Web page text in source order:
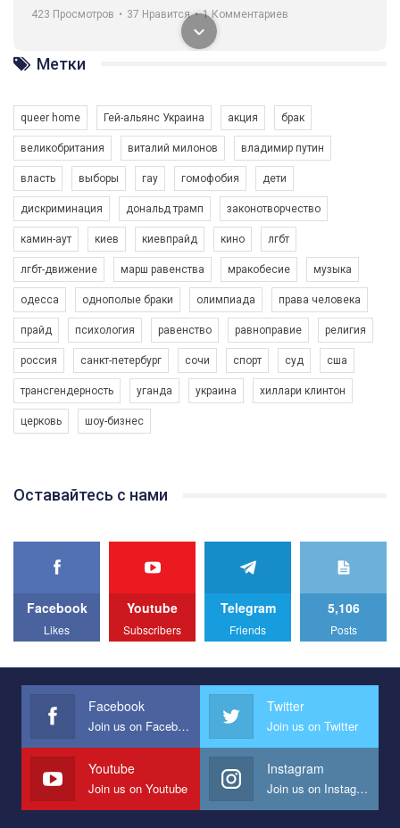
навіть коли ми у різних містах та не можемо зустрінеться, ми
разом. Ми закликаємо всіх хто поділяє цінності рівності та
солідарності, приєднатися до нас. Регіональні підрозділи
ГАУ є в 16 областях України.
Разом наш голос лунає гучніше!
423 Просмотров • 37 Нравится • 1 Комментариев
Зупинимо насильство проти ЛГБТ в Україні! Stop violence against LGBT in Ukraine!
6/30/2017
Емоційний та вражаючий промо-ролік на конкурс PACT, який
представляє програму "Гей-альянс Україна" з протидії
насильству проти ЛГБТ в Україні.
Ми просимо вашої підтримки, щоб реалізувати нашу
програму з боротьби з насильством проти ЛГБТ в Україні.
Якщо ти хочеш підтримати нас - просто натисни "лайк" під
best video, representing programme for the development of
We appeal to your support and ask to help us implement our plan
All you have to do is to press "Like" below the video.
Эмоционально сильный ролик от команды "Гей-альянс
представляющий программу развития организации.
Мы просим вас поддержать нас и помочь нам реализовать
наш план по борьбе с насилием и дискриминацией на почве
СОГИ в Украине.
Все, что вам нужно сделать - это зайти на наш канал YouTube
по этой ссылке и поставить лайк под видео.
1.9K Просмотров • 226 Нравится • 5 Комментариев
Метки
queer home Гей-альянс Украина акция брак
великобритания виталий милонов владимир путин
власть выборы гау гомофобия дети
дискриминация дональд трамп законотворчество
камин-аут киев киевпрайд кино лгбт
лгбт-движение марш равенства мракобесие музыка
одесса однополые браки олимпиада права человека
прайд психология равенство равноправие религия
россия санкт-петербург сочи спорт суд сша
трансгендерность уганда украина хиллари клинтон
церковь шоу-бизнес
Оставайтесь с нами
Facebook
Likes
Youtube
Subscribers
Telegram
Friends
5,106
Posts
Facebook
Join us on Facebook
Twitter
Join us on Twitter
Youtube
Join us on Youtube
Instagram
Join us on Instagram